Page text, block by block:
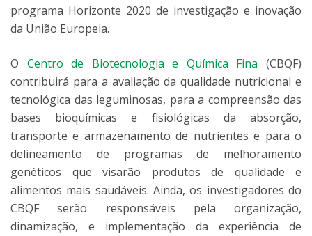
programa Horizonte 2020 de investigação e inovação
da União Europeia.
O Centro de Biotecnologia e Química Fina (CBQF)
contribuirá para a avaliação da qualidade nutricional e
tecnológica das leguminosas, para a compreensão das
bases bioquímicas e fisiológicas da absorção,
transporte e armazenamento de nutrientes e para o
delineamento de programas de melhoramento
genéticos que visarão produtos de qualidade e
alimentos mais saudáveis. Ainda, os investigadores do
CBQF serão responsáveis pela organização,
dinamização, e implementação da experiência de